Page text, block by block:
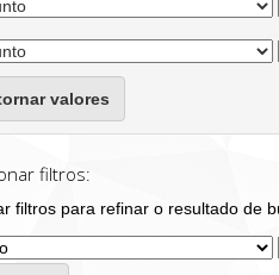
valores
filtros:
filtros para refinar o resultado de